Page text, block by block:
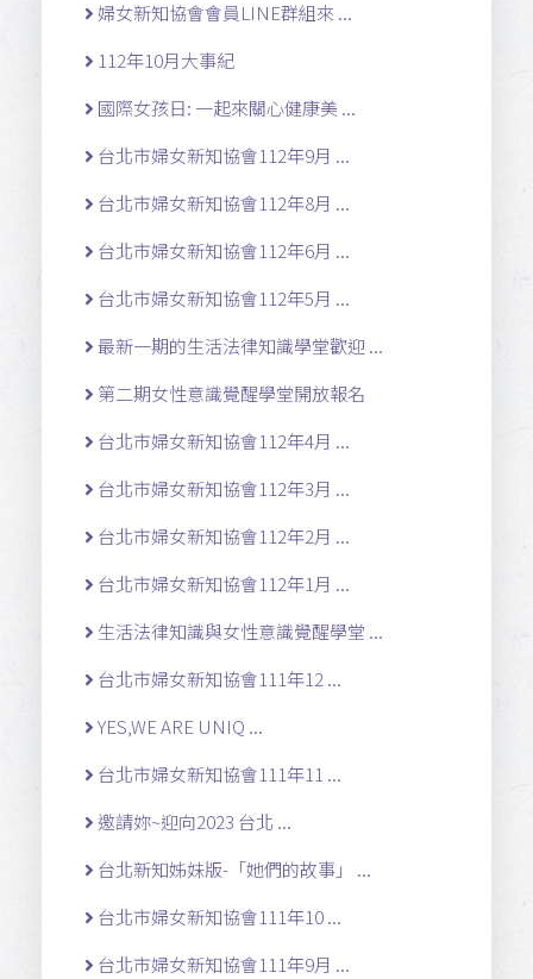
婦女新知協會會員LINE群組來 ...
112年10月大事紀
國際女孩日: 一起來關心健康美 ...
台北市婦女新知協會112年9月 ...
台北市婦女新知協會112年8月 ...
台北市婦女新知協會112年6月 ...
台北市婦女新知協會112年5月 ...
最新一期的生活法律知識學堂歡迎 ...
第二期女性意識覺醒學堂開放報名
台北市婦女新知協會112年4月 ...
台北市婦女新知協會112年3月 ...
台北市婦女新知協會112年2月 ...
台北市婦女新知協會112年1月 ...
生活法律知識與女性意識覺醒學堂 ...
台北市婦女新知協會111年12 ...
YES,WE ARE UNIQ ...
台北市婦女新知協會111年11 ...
邀請妳~迎向2023 台北 ...
台北新知姊妹版-「她們的故事」 ...
台北市婦女新知協會111年10 ...
台北市婦女新知協會111年9月 ...